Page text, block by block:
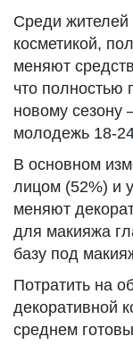
Среди
косметикой,
меняют
что полностью
новому сезону
молодежь 18-
В основном
лицом (52%) и
меняют
для макияжа
базу под
Потратить на
декоративной
среднем